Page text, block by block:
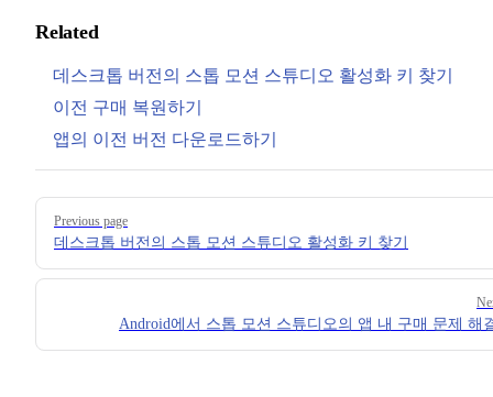
Related
데스크톱 버전의 스톱 모션 스튜디오 활성화 키 찾기
이전 구매 복원하기
앱의 이전 버전 다운로드하기
Pager
Previous page
데스크톱 버전의 스톱 모션 스튜디오 활성화 키 찾기
Android에서 스톱 모션 스튜디오의 앱 내 구매 문제 해